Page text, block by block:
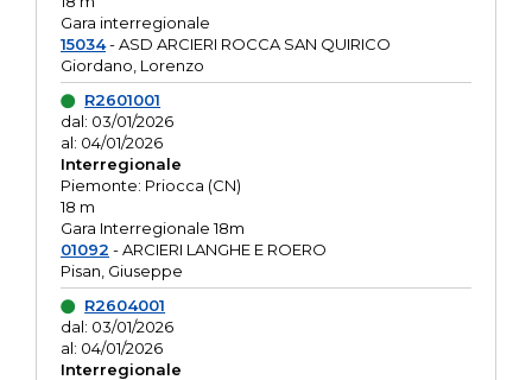
Gara interregionale
15034- ASD ARCIERI ROCCA SAN QUIRICO
Giordano, Lorenzo
R2601001
dal: 03/01/2026
al: 04/01/2026
Interregionale
Piemonte: Priocca (CN)
18 m
Gara Interregionale 18m
01092 - ARCIERI LANGHE E ROERO
Pisan, Giuseppe
R2604001
dal: 03/01/2026
al: 04/01/2026
Interregionale